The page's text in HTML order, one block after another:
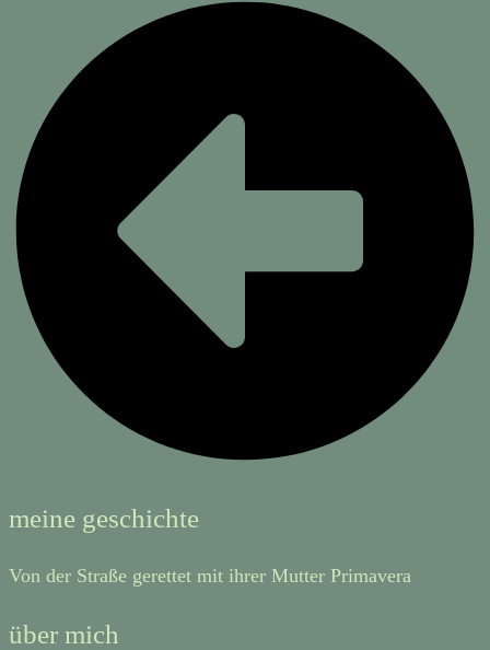
meine geschichte
Von der Straße gerettet mit ihrer Mutter Primavera
über mich